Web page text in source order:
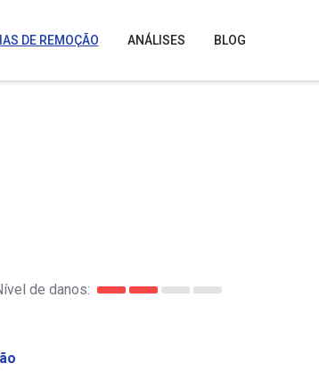
DE REMOÇÃO ANÁLISES BLOG
de danos: